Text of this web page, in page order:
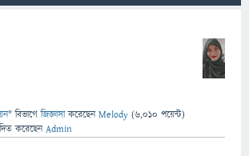
" বিভাগে জিজ্ঞাসাকরেছেনMelody (6,010 পয়েন্ট)
করেছেনAdmin